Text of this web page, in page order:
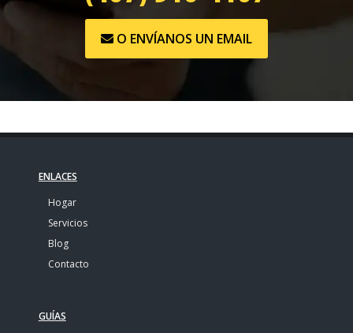
O ENVÍANOS UN EMAIL
ENLACES
Hogar
Servicios
Blog
Contacto
GUÍAS